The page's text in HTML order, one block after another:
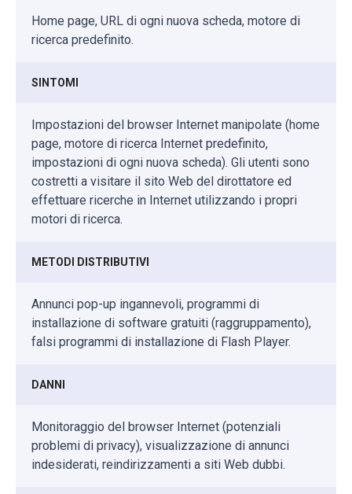
Home page, URL di ogni nuova scheda, motore di
ricerca predefinito.
SINTOMI
Impostazioni del browser Internet manipolate (home
page, motore di ricerca Internet predefinito,
impostazioni di ogni nuova scheda). Gli utenti sono
costretti a visitare il sito Web del dirottatore ed
effettuare ricerche in Internet utilizzando i propri
motori di ricerca.
METODI DISTRIBUTIVI
Annunci pop-up ingannevoli, programmi di
installazione di software gratuiti (raggruppamento),
falsi programmi di installazione di Flash Player.
DANNI
Monitoraggio del browser Internet (potenziali
problemi di privacy), visualizzazione di annunci
indesiderati, reindirizzamenti a siti Web dubbi.